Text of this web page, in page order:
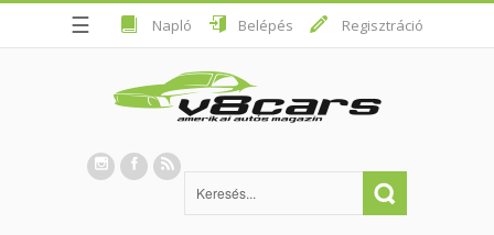
☰ Napló Belépés Regisztráció